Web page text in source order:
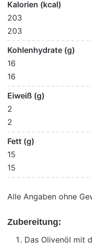
Kalorien (kcal)
203
203
Kohlenhydrate (g)
16
16
Eiweiß (g)
2
2
Fett (g)
15
15
Alle Angaben ohne
Zubereitung:
Das Olivenöl mit